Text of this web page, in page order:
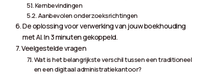
Kernbevindingen
Aanbevolen onderzoeksrichtingen
De oplossing voor verwerking van jouw boekhouding
met AI. In 3 minuten gekoppeld.
Veelgestelde vragen
Wat is het belangrijkste verschil tussen een traditioneel
en een digitaal administratiekantoor?